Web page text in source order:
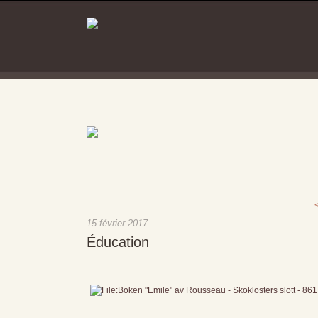
15 février 2017
Éducation